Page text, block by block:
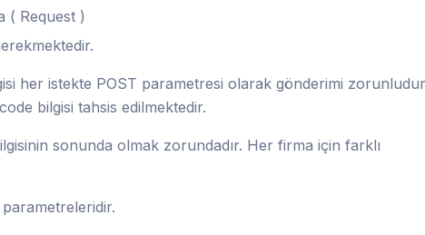
( Request )
her istekte POST parametresi olarak gönderimi
bilgisi tahsis edilmektedir.
sonunda olmak zorundadır. Her firma için farklı